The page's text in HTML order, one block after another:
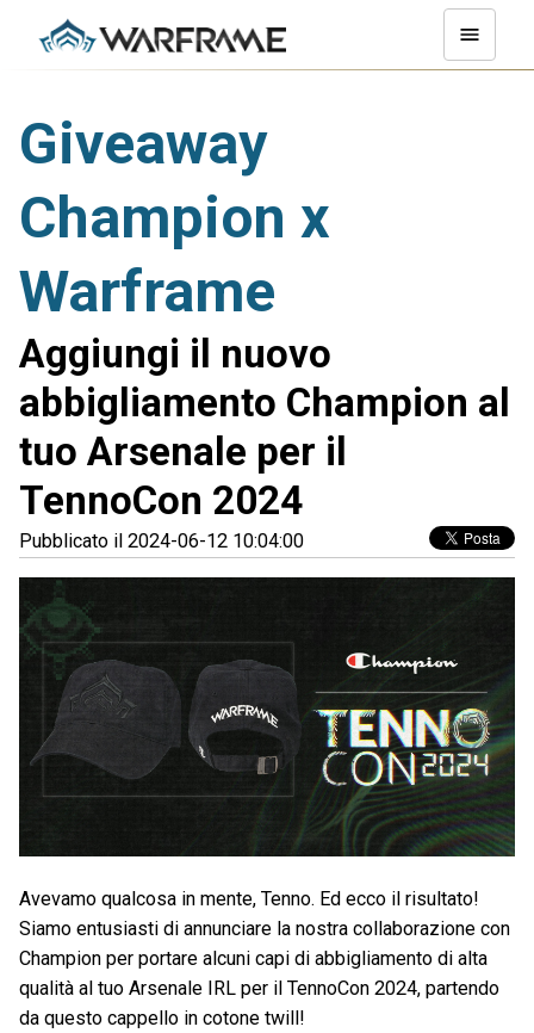
Giveaway
Champion x
Warframe
Aggiungi il nuovo
abbigliamento Champion al
tuo Arsenale per il
TennoCon 2024
Pubblicato il 2024-06-12 10:04:00
Avevamo qualcosa in mente, Tenno. Ed ecco il risultato!
Siamo entusiasti di annunciare la nostra collaborazione con
Champion per portare alcuni capi di abbigliamento di alta
qualità al tuo Arsenale IRL per il TennoCon 2024, partendo
da questo cappello in cotone twill!